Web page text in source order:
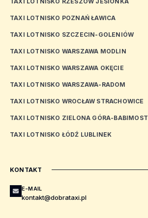
TAXI LOTNISKO POZNAŃ ŁAWICA
TAXI LOTNISKO SZCZECIN-GOLENIÓW
TAXI LOTNISKO WARSZAWA MODLIN
TAXI LOTNISKO WARSZAWA OKĘCIE
TAXI LOTNISKO WARSZAWA-RADOM
TAXI LOTNISKO WROCŁAW STRACHOWICE
TAXI LOTNISKO ZIELONA GÓRA-BABIMOST
TAXI LOTNISKO ŁÓDŹ LUBLINEK
KONTAKT
E-MAIL
kontakt@dobrataxi.pl